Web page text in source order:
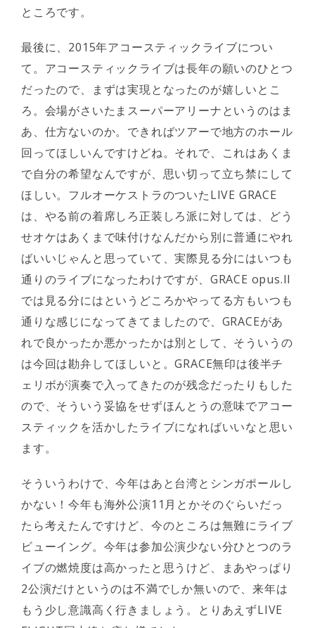
ところです。
最後に、2015年アコースティックライブについ
て。アコースティックライブは長年の願いのひとつ
だったので、まずは実現となったのが嬉しいとこ
ろ。会場がさいたまスーパーアリーナというのはま
あ、仕方ないのか。できればツアーで地方のホール
回ってほしいんですけどね。それで、これはあくま
で自分の希望なんですが、思い切って立ち禁にして
ほしい。フルオーケストラのついたLIVE GRACE
は、やる前の着席しろ正装しろ派に対しては、どう
せオケはあくまで味付けなんだから別に普通にやれ
ばいいじゃんと思っていて、実際見る分にはいつも
通りのライブになったわけですが、GRACE opus.II
では見る分にはというどころかやってる方もいつも
通りな感じになってきてましたので、GRACEがあ
れで良かったか悪かったかは別として、そういうの
は今回は勘弁してほしいと。GRACE無印は後半チ
ェリボが演奏で入ってきたのが残念だったりもした
ので、そういう妥協をせずほんとうの意味でアコー
スティックを活かしたライブになればいいなと思い
ます。
そういうわけで、今年はあと台湾とシンガポールし
かない！今年も海外公演11月とかそのぐらいだっ
たら考えたんですけど、今のところは無難にライブ
ビューイング。今年は参加公演少ない分ひとつのラ
イブの燃焼度は高かったと思うけど、まあやっぱり
2公演だけというのは不満でしか無いので、来年は
もう少し意識高く行きましょう。とりあえずLIVE